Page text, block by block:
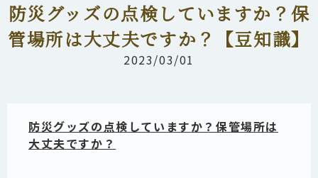
防災グッズの点検していますか？保
管場所は大丈夫ですか？【豆知識】
2023/03/01
防災グッズの点検していますか？保管場所は
大丈夫ですか？